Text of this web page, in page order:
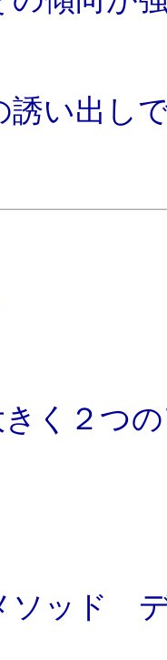
誘い出し
きく２つ
ッド デ